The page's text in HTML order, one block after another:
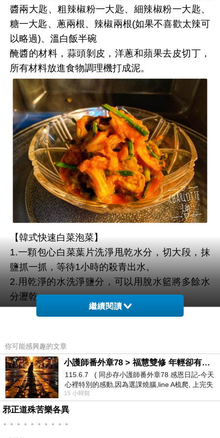
醬兩大匙、粗辣椒粉一大匙、細辣椒粉一大匙、
糖一大匙、蔥兩根、辣椒兩根(如果不喜歡太辣可
以略過)、溫白飯半碗
醃醬的材料，蒜頭剝皮，洋蔥和蘋果去皮切丁，
所有材料放進食物調理機打成泥。
【韓式快速白菜泡菜】
1.一顆包心白菜葉片洗淨甩乾水分，切大段，抹
鹽抓一抓，等待1小時的殺青出水。
2.用乾淨的水洗淨鹽分，可以用脫水籃將多餘水
分瀝乾。
3.用適量基礎醃醬醃製白菜泡菜，可以再加入一
在溫暖高溫處發酵2個小時，即可食用。
繼續閱讀
你可能感興趣的文章
小護師番外章78 > 福慧雙修 年輕卻有個老靈魂 ㄑ金剛經〉podcast
115.6.7 ( 同步存小護師番外章78 感恩日記-今天
心裡特別的感動,因為選課燒腦,line A梳爬, 上完失
智課的她,特來傾
15 小時前
邪正道殊苦樂各異
。。。。。。。。。。